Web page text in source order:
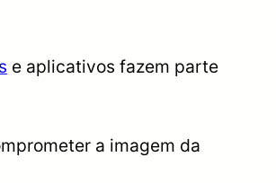
e aplicativos fazem parte
a imagem da